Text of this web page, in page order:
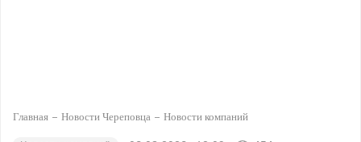
Главная Новости Череповца Новости компаний